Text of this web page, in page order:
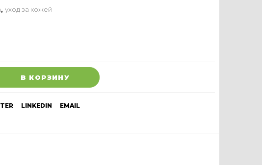
, уход за кожей
В КОРЗИНУ
LINKEDIN EMAIL